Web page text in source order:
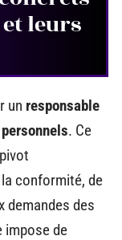
leurs
un responsable
. Ce
conformité, de
demandes des
impose de